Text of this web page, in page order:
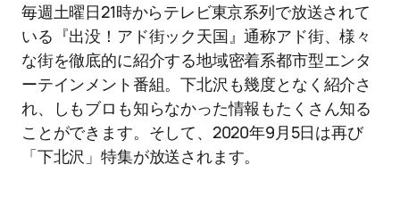
毎週土曜日21時からテレビ東京系列で放送されて
いる『出没！アド街ック天国』通称アド街、様々
な街を徹底的に紹介する地域密着系都市型エンタ
ーテインメント番組。下北沢も幾度となく紹介さ
れ、しもブロも知らなかった情報もたくさん知る
ことができます。そして、2020年9月5日は再び
「下北沢」特集が放送されます。